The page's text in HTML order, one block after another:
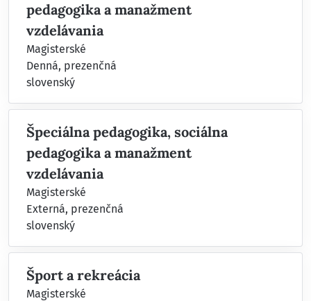
pedagogika a manažment
vzdelávania
Magisterské
Denná, prezenčná
slovenský
Špeciálna pedagogika, sociálna
pedagogika a manažment
vzdelávania
Magisterské
Externá, prezenčná
slovenský
Šport a rekreácia
Magisterské